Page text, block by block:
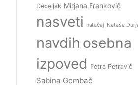
Debeljak Mirjana Frankovič
nasveti natačaj Nataša
navdih osebna
izpoved Petra Petravič
Sabina Gombač